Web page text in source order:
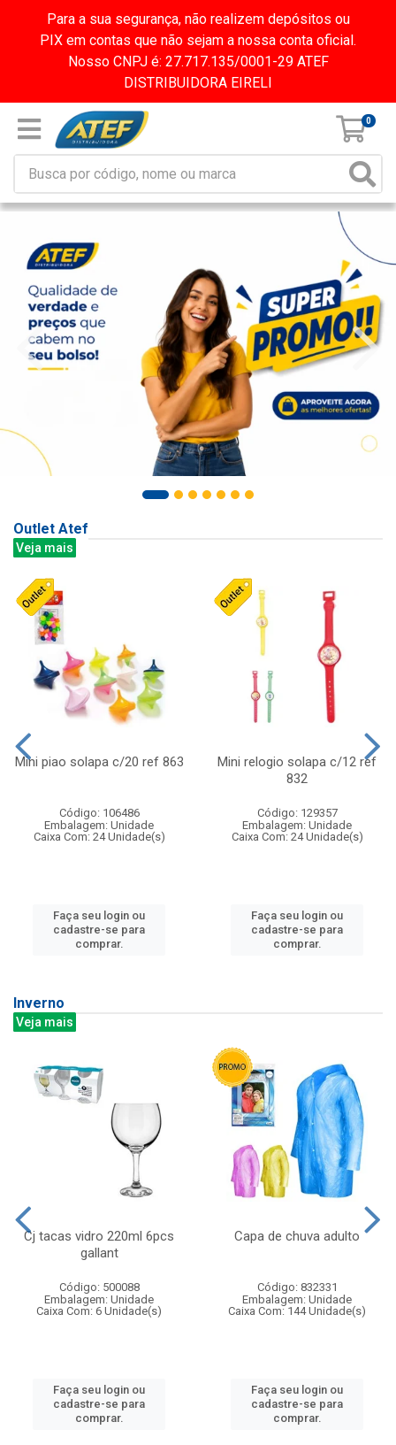
Para a sua segurança, não realizem depósitos ou
PIX em contas que não sejam a nossa conta oficial.
Nosso CNPJ é: 27.717.135/0001-29 ATEF
DISTRIBUIDORA EIRELI
0
Outlet Atef
Veja mais
Mini piao solapa c/20 ref 863
Código: 106486
Embalagem: Unidade
Caixa Com: 24 Unidade(s)
Faça seu login ou
cadastre-se para
comprar.
Mini relogio solapa c/12 ref
832
Código: 129357
Embalagem: Unidade
Caixa Com: 24 Unidade(s)
Faça seu login ou
cadastre-se para
comprar.
Inverno
Veja mais
Cj tacas vidro 220ml 6pcs
gallant
Código: 500088
Embalagem: Unidade
Caixa Com: 6 Unidade(s)
Faça seu login ou
cadastre-se para
comprar.
Capa de chuva adulto
Código: 832331
Embalagem: Unidade
Caixa Com: 144 Unidade(s)
Faça seu login ou
cadastre-se para
comprar.